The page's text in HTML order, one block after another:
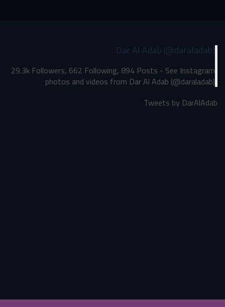
Dar Al Adab (@daraladab)
29.3k Followers, 662 Following, 894 Posts - See Instagram
photos and videos from Dar Al Adab (@daraladab)
Tweets by DarAlAdab